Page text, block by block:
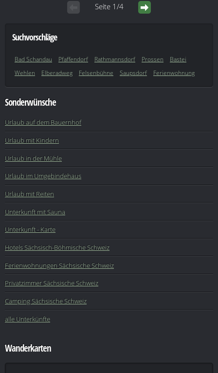
Seite 1/4
Suchvorschläge
Bad Schandau Pfaffendorf Rathmannsdorf Prossen
Bastei
Wehlen
Elberadweg Felsenbühne Saupsdorf Ferienwohnung
Sonderwünsche
Urlaub auf dem Bauernhof
Urlaub mit Kindern
Urlaub in der Mühle
Urlaub im Umgebindehaus
Urlaub mit Reiten
Unterkunft mit Sauna
Unterkunft - Karte
Hotels Sächsisch-Böhmische Schweiz
Ferienwohnungen Sächsische Schweiz
Privatzimmer Sächsische Schweiz
Camping Sächsische Schweiz
alle Unterkünfte
Wanderkarten